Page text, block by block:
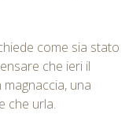
come sia stato
che ieri il
una
che urla.